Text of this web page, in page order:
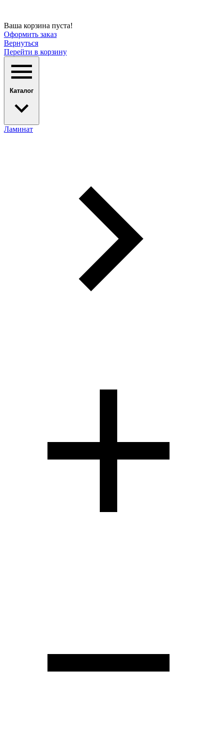
Ваша корзина пуста!
Оформить заказ
Вернуться
Перейти в корзину
Каталог
Ламинат